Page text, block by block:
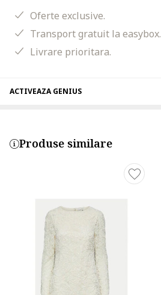
Oferte exclusive.
Transport gratuit la easybox.
Livrare prioritara.
ACTIVEAZA GENIUS
Produse similare